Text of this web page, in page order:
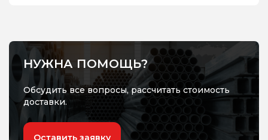
НУЖНА ПОМОЩЬ?
Обсудить все вопросы, рассчитать стоимость
доставки.
Оставить заявку